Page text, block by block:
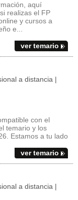
aquí
realizas el FP
y cursos a
e...
ver temario
a distancia |
con el
temario y los
Estamos a tu lado
ver temario
a distancia |